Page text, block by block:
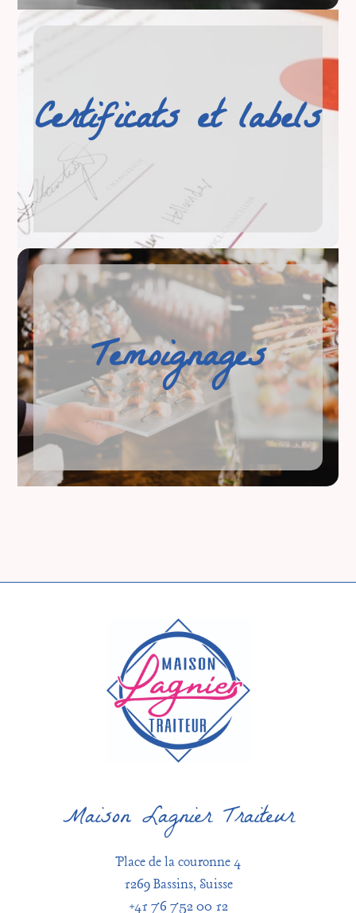
Certificats et labels
Temoignages
Maison Lagnier Traiteur
Place de la couronne 4
1269 Bassins, Suisse
+41 76 752 00 12